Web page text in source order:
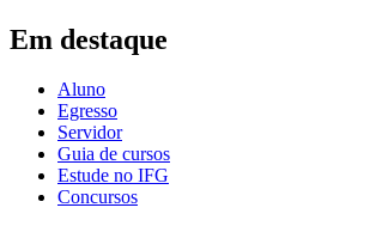
Em destaque
Aluno
Egresso
Servidor
Guia de cursos
Estude no IFG
Concursos